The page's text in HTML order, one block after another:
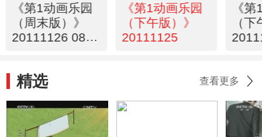
《第1动画乐园
（周末版）》
20111126 08：
《第1动画乐园
（下午版）》
20111125
《
（
精选 查看更多